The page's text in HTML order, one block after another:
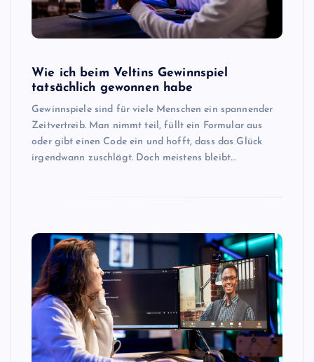
Wie ich beim Veltins Gewinnspiel
tatsächlich gewonnen habe
Gewinnspiele sind für viele Menschen ein spannender
Zeitvertreib. Man nimmt teil, füllt ein Formular aus
oder gibt einen Code ein und hofft, dass das Glück
irgendwann zuschlägt. Doch meistens bleibt…